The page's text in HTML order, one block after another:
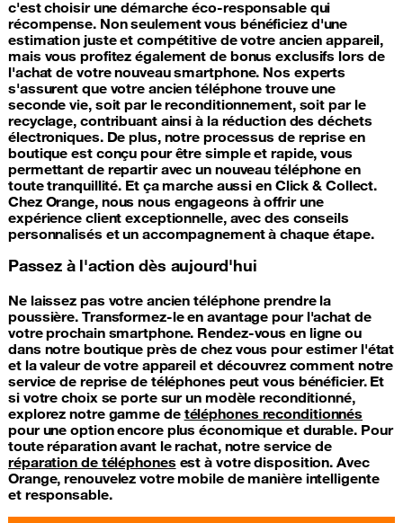
c'est choisir une démarche éco-responsable qui
récompense. Non seulement vous bénéficiez d'une
estimation juste et compétitive de votre ancien appareil,
mais vous profitez également de bonus exclusifs lors de
l'achat de votre nouveau smartphone. Nos experts
s'assurent que votre ancien téléphone trouve une
seconde vie, soit par le reconditionnement, soit par le
recyclage, contribuant ainsi à la réduction des déchets
électroniques. De plus, notre processus de reprise en
boutique est conçu pour être simple et rapide, vous
permettant de repartir avec un nouveau téléphone en
toute tranquillité. Et ça marche aussi en Click & Collect.
Chez Orange, nous nous engageons à offrir une
expérience client exceptionnelle, avec des conseils
personnalisés et un accompagnement à chaque étape.
Passez à l'action dès aujourd'hui
Ne laissez pas votre ancien téléphone prendre la
poussière. Transformez-le en avantage pour l'achat de
votre prochain smartphone. Rendez-vous en ligne ou
dans notre boutique près de chez vous pour estimer l'état
et la valeur de votre appareil et découvrez comment notre
service de reprise de téléphones peut vous bénéficier. Et
si votre choix se porte sur un modèle reconditionné,
explorez notre gamme de téléphones reconditionnés
pour une option encore plus économique et durable. Pour
toute réparation avant le rachat, notre service de
réparation de téléphones est à votre disposition. Avec
Orange, renouvelez votre mobile de manière intelligente
et responsable.